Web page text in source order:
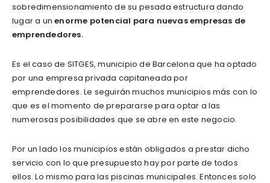
sobredimensionamiento de su pesada estructura dando
lugar a unenorme potencial para nuevas empresas de
emprendedores.
Es el caso de SITGES, municipio de Barcelona que ha optado
por una empresa privada capitaneada por
emprendedores. Le seguirán muchos municipios más con lo
que es el momento de prepararse para optar a las
numerosas posibilidades que se abre en este negocio.
Por un lado los municipios están obligados a prestar dicho
servicio con lo que presupuesto hay por parte de todos
ellos. Lo mismo para las piscinas municipales. Entonces solo